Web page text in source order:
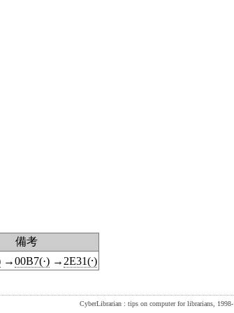
備考
→00B7(·) → 2E31(⸱)
CyberLibrarian : tips on computer for librarians, 1998-